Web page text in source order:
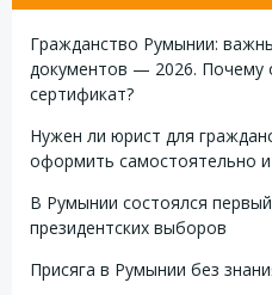
Гражданство Румынии:
документов — 2026. Почему
сертификат?
Нужен ли юрист для
оформить самостоятельно и
В Румынии состоялся
президентских выборов
Присяга в Румынии без